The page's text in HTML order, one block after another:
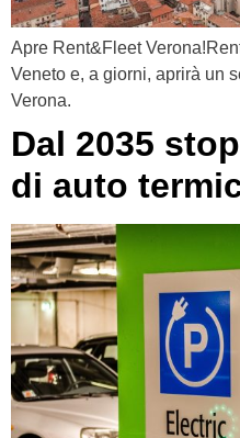
Apre Rent&Fleet
Veneto e, a giorni, aprirà un
Verona.
Dal 2035
di auto